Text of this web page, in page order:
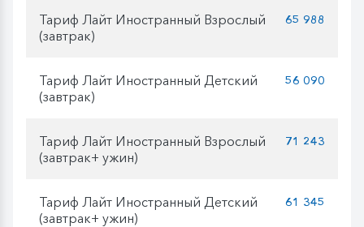
Тариф Лайт Иностранный Взрослый
(завтрак)
65 988
Тариф Лайт Иностранный Детский
(завтрак)
56 090
Тариф Лайт Иностранный Взрослый
(завтрак+ ужин)
71 243
Тариф Лайт Иностранный Детский
(завтрак+ ужин)
61 345